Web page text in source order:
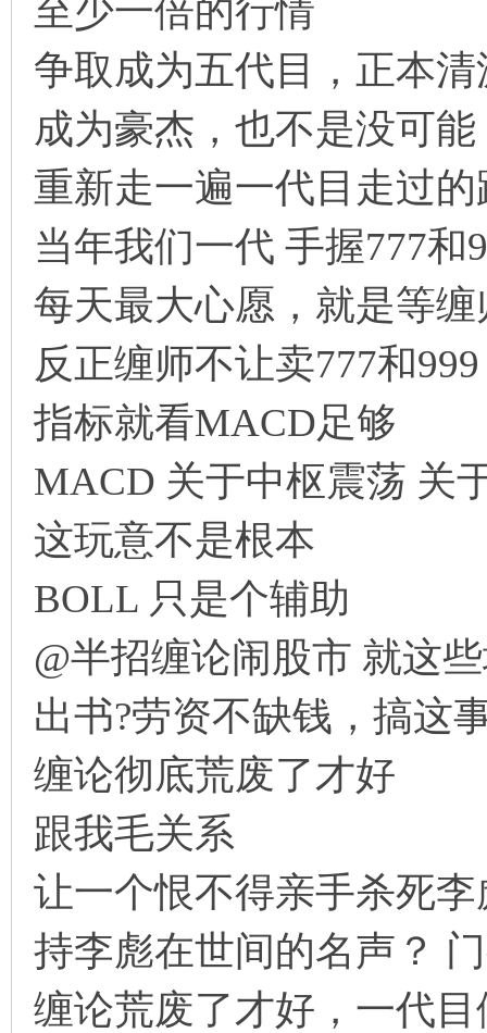
至少一倍的行情
争取成为五代目，正本清
成为豪杰，也不是没可能
重新走一遍一代目走过的
当年我们一代 手握777
每天最大心愿，就是等
反正缠师不让卖777和
指标就看MACD足够
MACD 关于中枢震荡 关
这玩意不是根本
BOLL 只是个辅助
@半招缠论闹股市 就这
出书?劳资不缺钱，搞这
缠论彻底荒废了才好
跟我毛关系
让一个恨不得亲手杀死
持李彪在世间的名声？
缠论荒废了才好，一代